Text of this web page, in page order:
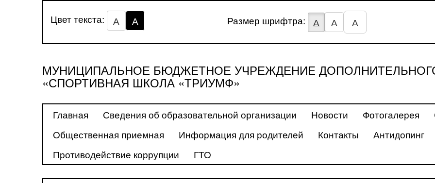
Цвет текста: А А Размер шрифтра: А А А
МУНИЦИПАЛЬНОЕ БЮДЖЕТНОЕ УЧРЕЖДЕНИЕ
«СПОРТИВНАЯ ШКОЛА «ТРИУМФ»
Главная Сведения об образовательной организации Новости Фотогалерея
Общественная приемная
Информация для родителей Контакты Антидопинг
Противодействие коррупции
ГТО